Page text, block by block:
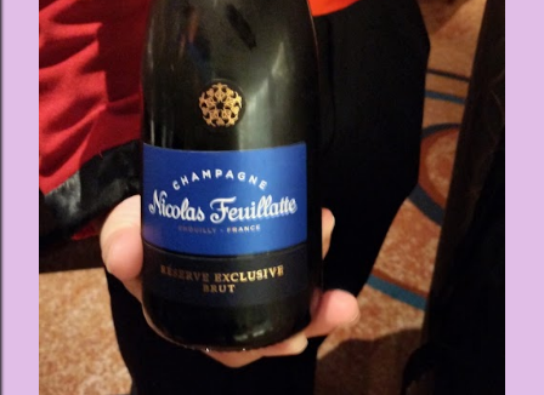
ーチ（ポチャッコの隣に座れるエリア）など、写真映え間違
いなしの空間が広がります。 🛌 2. 個性あふれる「9つの客室
（テーマルーム）」 イベントの目玉となるのが、サンリオの
人気キャラクターたちがそれぞれの“好き”や理想を詰め込ん
でデザインした客室のエリアです。 ハローキティ...